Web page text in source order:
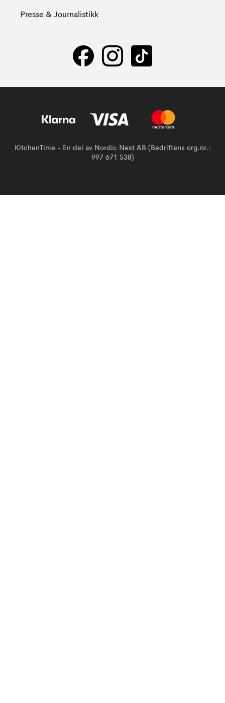
Presse & Journalistikk
KitchenTime - En del av Nordic Nest AB (Bedriftens org.nr.:
997 671 538)